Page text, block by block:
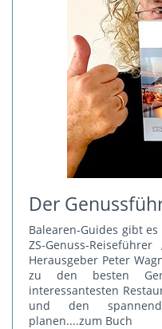
Der
Balearen-Guides gibt
ZS-Genuss-
Herausgeber Peter
zu den besten
interessantesten
und den
planen....zum Buch